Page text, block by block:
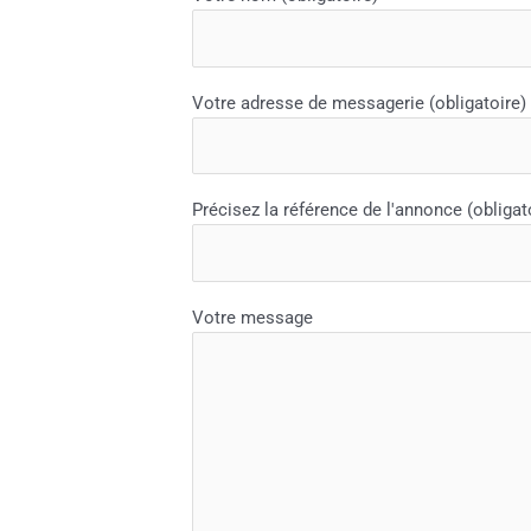
Votre adresse de messagerie (obligatoire)
Précisez la référence de l'annonce
Votre message